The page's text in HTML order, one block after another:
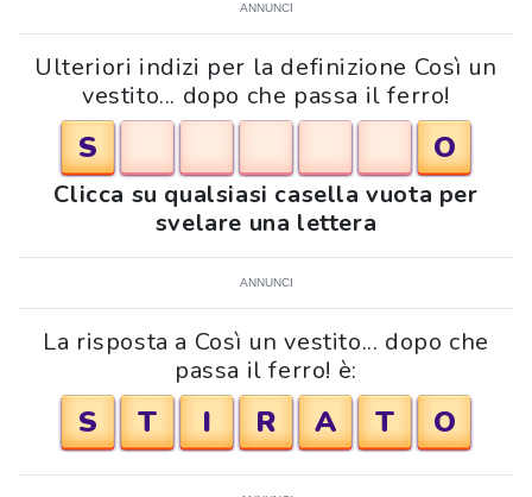
ANNUNCI
Ulteriori indizi per la definizione Così un
vestito... dopo che passa il ferro!
S O
Clicca su qualsiasi casella vuota per
svelare una lettera
ANNUNCI
La risposta a Così un vestito... dopo che
passa il ferro! è:
S T I R A T O